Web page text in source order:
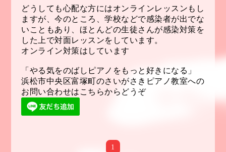
どうしても心配な方にはオンラインレッスンもし
ますが、今のところ、学校などで感染者が出でな
いこともあり、ほとんどの生徒さんが感染対策を
した上で対面レッスンをしています。
オンライン対策はしています
「やる気をのばしピアノをもっと好きになる」
浜松市中央区富塚町のさいがさきピアノ教室への
お問い合わせはこちらからどうぞ
1